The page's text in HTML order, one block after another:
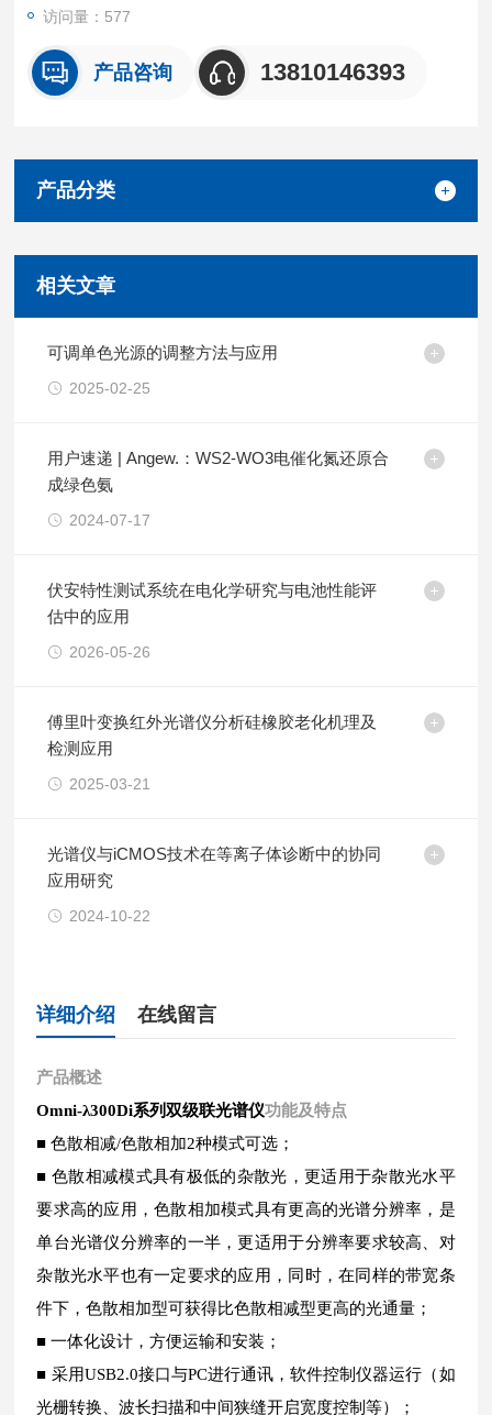
访问量：577
产品咨询 13810146393
产品分类
相关文章
可调单色光源的调整方法与应用
2025-02-25
用户速递 | Angew.：WS2-WO3电催化氮还原合
成绿色氨
2024-07-17
伏安特性测试系统在电化学研究与电池性能评
估中的应用
2026-05-26
傅里叶变换红外光谱仪分析硅橡胶老化机理及
检测应用
2025-03-21
光谱仪与iCMOS技术在等离子体诊断中的协同
应用研究
2024-10-22
详细介绍 在线留言
产品概述
Omni-λ300Di系列双级联光谱仪功能及特点
■ 色散相减/色散相加2种模式可选；
■ 色散相减模式具有极低的杂散光，更适用于杂散光水平
要求高的应用，色散相加模式具有更高的光谱分辨率，是
单台光谱仪分辨率的一半，更适用于分辨率要求较高、对
杂散光水平也有一定要求的应用，同时，在同样的带宽条
件下，色散相加型可获得比色散相减型更高的光通量；
■ 一体化设计，方便运输和安装；
■ 采用USB2.0接口与PC进行通讯，软件控制仪器运行（如
光栅转换、波长扫描和中间狭缝开启宽度控制等）；